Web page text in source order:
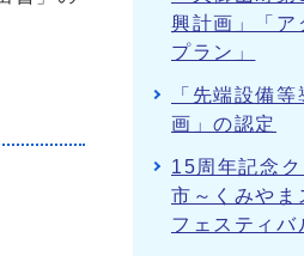
興計画」「ア
プラン」
「先端設備
画」の認定
15周年記念
市～くみやま
フェスティバ